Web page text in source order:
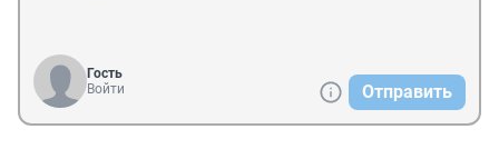
Гость
Войти
Отправить